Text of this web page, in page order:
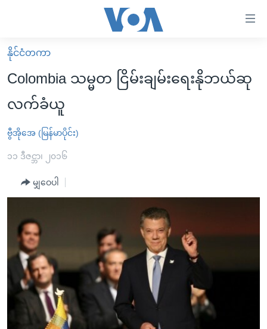
လွယ်ကူ
စေ
များ
ပင်မ
ကြည့်
ပင်မ
မူလစာမျက်နှာ
မြန်မာ
ကမ္ဘာ့သတင်းများ
နိုင်ငံတကာ
အစ္စရေး-ပါလက်စတိုင်း
ဗွီဒီယို
သတင်းလွတ်လပ်ခွင့်
အင်္ဂလိပ်စာလေ့လာမယ်
မကြေးမုံရဲ့ အင်္ဂလိပ်စာ
ရုပ်ရှင်ထဲက အင်္ဂလိပ်စာ
သုတပဒေသာ အင်္ဂလိပ်စာ
ရေဒီယို
တီဗွီ
ရေဒီယိုနှင့်ရုပ်သံ အချက်အလက်များ
ရေဒီယို/တီဗွီအစီအစဉ်
Learning English
ဗွီအိုအေ လူမှုကွန်ယက်များ
နိုင်ငံတကာ
Colombia သမ္မတ ငြိမ်းချမ်းရေးနိုဘယ်ဆု
လက်ခံယူ
ဗွီအိုအေ (မြန်မာပိုင်း)
၁၁ ဒီဇင္ဘာ၊ ၂၀၁၆
မျှဝေပါ